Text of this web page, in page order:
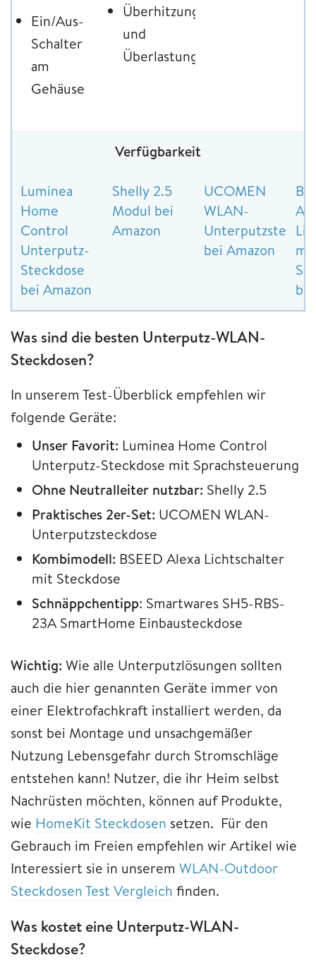
Ein/Aus-
Schalter
am
Gehäuse
Überhitzungs-
und
Überlastungsschutz
Verfügbarkeit
Luminea
Home
Control
Unterputz-
Steckdose
bei Amazon
Shelly 2.5
Modul bei
Amazon
UCOMEN
WLAN-
bei Amazon
mit
Was sind die besten Unterputz-WLAN-
Steckdosen?
In unserem Test-Überblick empfehlen wir
folgende Geräte:
Unser Favorit: Luminea Home Control
Unterputz-Steckdose mit Sprachsteuerung
Ohne Neutralleiter nutzbar: Shelly 2.5
Praktisches 2er-Set: UCOMEN WLAN-
Unterputzsteckdose
Kombimodell: BSEED Alexa Lichtschalter
mit Steckdose
Schnäppchentipp: Smartwares SH5-RBS-
23A SmartHome Einbausteckdose
Wichtig: Wie alle Unterputzlösungen sollten
auch die hier genannten Geräte immer von
einer Elektrofachkraft installiert werden, da
sonst bei Montage und unsachgemäßer
Nutzung Lebensgefahr durch Stromschläge
entstehen kann! Nutzer, die ihr Heim selbst
Nachrüsten möchten, können auf Produkte,
wie HomeKit Steckdosen setzen. Für den
Gebrauch im Freien empfehlen wir Artikel wie
Interessiert sie in unserem WLAN-Outdoor
Steckdosen Test Vergleich finden.
Was kostet eine Unterputz-WLAN-
Steckdose?